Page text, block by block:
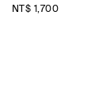
NT$ 1,700